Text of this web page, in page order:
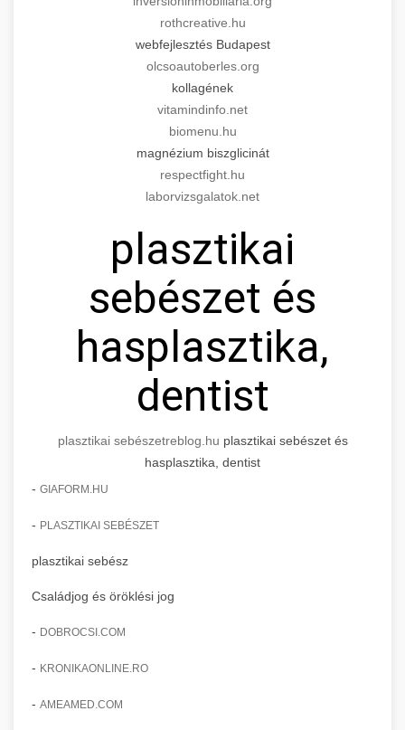
rothcreative.hu
webfejlesztés Budapest
olcsoautoberles.org
kollagének
vitamindinfo.net
biomenu.hu
magnézium biszglicinát
respectfight.hu
laborvizsgalatok.net
plasztikai
sebészet és
hasplasztika,
dentist
plasztikai sebészetreblog.hu plasztikai sebészet és
hasplasztika, dentist
- GIAFORM.HU
- PLASZTIKAI SEBÉSZET
plasztikai sebész
Családjog és öröklési jog
- DOBROCSI.COM
- KRONIKAONLINE.RO
- AMEAMED.COM